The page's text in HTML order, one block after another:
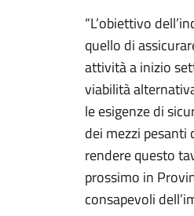
“L’obiettivo
quello di
attività a inizio
viabilità
le esigenze di
dei mezzi pesanti
rendere questo
prossimo in
consapevoli